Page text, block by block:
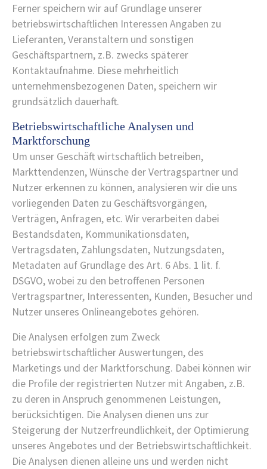
Ferner speichern wir auf Grundlage unserer
betriebswirtschaftlichen Interessen Angaben zu
Lieferanten, Veranstaltern und sonstigen
Geschäftspartnern, z.B. zwecks späterer
Kontaktaufnahme. Diese mehrheitlich
unternehmensbezogenen Daten, speichern wir
grundsätzlich dauerhaft.
Betriebswirtschaftliche Analysen und
Marktforschung
Um unser Geschäft wirtschaftlich betreiben,
Markttendenzen, Wünsche der Vertragspartner und
Nutzer erkennen zu können, analysieren wir die uns
vorliegenden Daten zu Geschäftsvorgängen,
Verträgen, Anfragen, etc. Wir verarbeiten dabei
Bestandsdaten, Kommunikationsdaten,
Vertragsdaten, Zahlungsdaten, Nutzungsdaten,
Metadaten auf Grundlage des Art. 6 Abs. 1 lit. f.
DSGVO, wobei zu den betroffenen Personen
Vertragspartner, Interessenten, Kunden, Besucher und
Nutzer unseres Onlineangebotes gehören.
Die Analysen erfolgen zum Zweck
betriebswirtschaftlicher Auswertungen, des
Marketings und der Marktforschung. Dabei können wir
die Profile der registrierten Nutzer mit Angaben, z.B.
zu deren in Anspruch genommenen Leistungen,
berücksichtigen. Die Analysen dienen uns zur
Steigerung der Nutzerfreundlichkeit, der Optimierung
unseres Angebotes und der Betriebswirtschaftlichkeit.
Die Analysen dienen alleine uns und werden nicht